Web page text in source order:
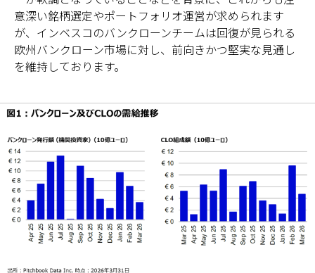
意深い銘柄選定やポートフォリオ運営が求められます
が、インベスコのバンクローンチームは回復が見られる
欧州バンクローン市場に対し、前向きかつ堅実な見通し
を維持しております。